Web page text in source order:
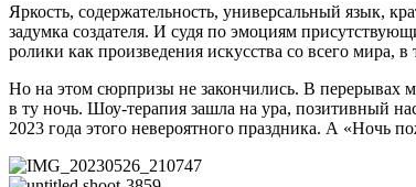
Яркость, содержательность, универсальный язык,
задумка создателя. И судя по эмоциям
ролики как произведения искусства со всего мира,
Но на этом сюрпризы не закончились. В перерывах
в ту ночь. Шоу-терапия зашла на ура, позитивный
2023 года этого невероятного праздника. А «Ночь